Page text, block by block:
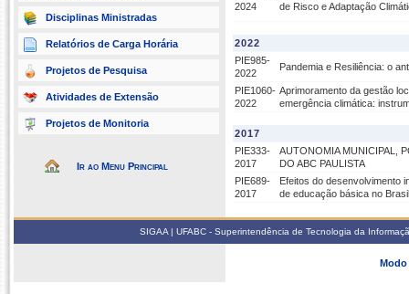
Disciplinas Ministradas
Relatórios de Carga Horária
Projetos de Pesquisa
Atividades de Extensão
Projetos de Monitoria
Ir ao Menu Principal
2024
de Risco e Adaptação
2022
PIE985-
2022
Pandemia e Resiliência: o
PIE1060-
2022
Aprimoramento da gestão
emergência climática:
2017
PIE333-
2017
AUTONOMIA MUNICIPAL,
DO ABC PAULISTA
PIE689-
2017
Efeitos do desenvolvimento
de educação básica no Brasil
SIGAA | UFABC - Superintendência de Tecnologia da
Modo